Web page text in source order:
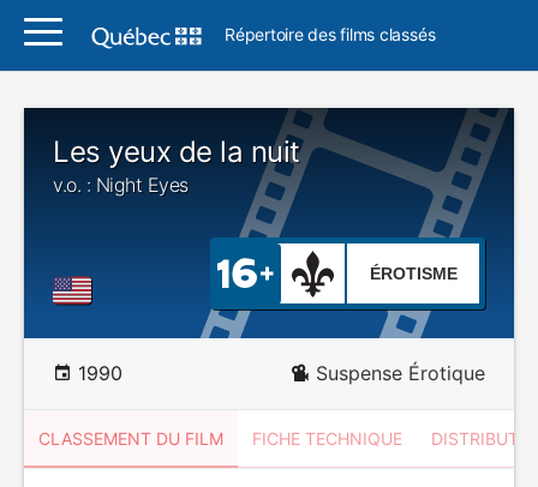
Répertoire des films classés
Les yeux de la nuit
v.o. : Night Eyes
ÉROTISME
1990 Suspense Érotique
CLASSEMENT DU FILM FICHE TECHNIQUE